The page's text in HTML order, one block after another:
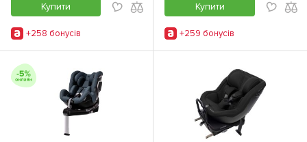
Купити
+258 бонусiв
Купити
+259 бонусiв